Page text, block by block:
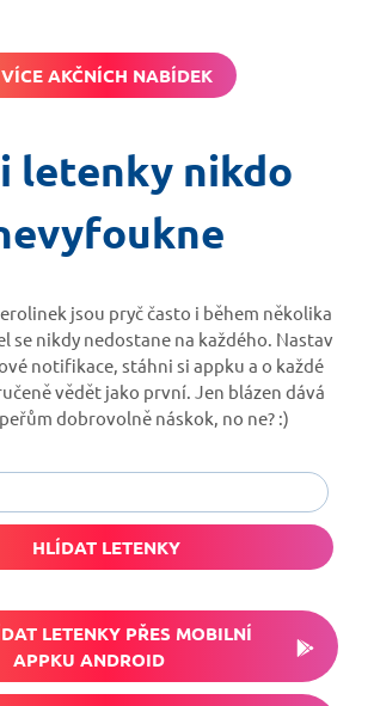
VÍCE AKČNÍCH NABÍDEK
letenky nikdo
jsou pryč často i během několika
se nikdy nedostane na každého. Nastav
notifikace, stáhni si appku a o každé
vědět jako první. Jen blázen dává
dobrovolně náskok, no ne? :)
HLÍDAT LETENKY
LETENKY PŘES MOBILNÍ
APPKU ANDROID